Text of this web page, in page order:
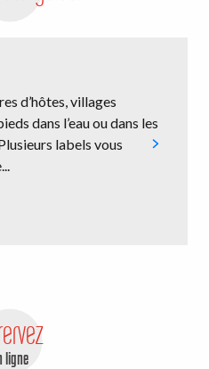
d’hôtes, villages
dans l’eau ou dans les
labels vous
ligne